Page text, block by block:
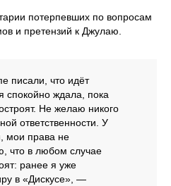
потерпевших по вопросам
и претензий к Джулаю.
писали, что идёт
спокойно ждала, пока
Не желаю никого
ответственности. У
мои права не
что в любом случае
ранее я уже
в «Дискусе», —